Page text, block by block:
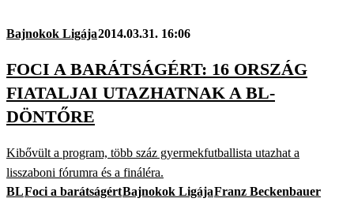
Bajnokok Ligája2014.03.31. 16:06
FOCI A BARÁTSÁGÉRT: 16 ORSZÁG
FIATALJAI UTAZHATNAK A BL-
DÖNTŐRE
Kibővült a program, több száz gyermekfutballista utazhat a
lisszaboni fórumra és a fináléra.
BLFoci a barátságértBajnokok LigájaFranz Beckenbauer